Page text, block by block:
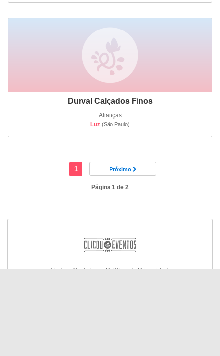
Durval Calçados Finos
Alianças
Luz (São Paulo)
1 Próximo
Página 1 de 2
Ajuda e Contato Política de Privacidade